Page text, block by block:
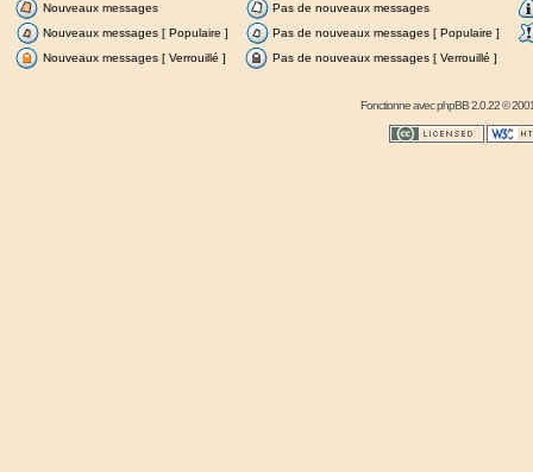
Nouveaux messages
Pas de nouveaux messages
Nouveaux messages [ Populaire ]
Pas de nouveaux messages [ Populaire ]
Nouveaux messages [ Verrouillé ]
Pas de nouveaux messages [ Verrouillé ]
Fonctionne avecphpBB2.0.22 ©